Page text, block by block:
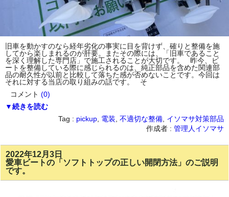
旧車を動かすのなら経年劣化の事実に目を背けず、確りと整備を施
してから楽しまれるのが肝要。またその際には、「旧車であること
を深く理解した専門店」で施工されることが大切です。 昨今、ビ
ートを整備している際に感じられるのは、純正部品を含めた関連部
品の耐久性が以前と比較して落ちた感が否めないことです。今回は
それに対する当店の取り組みの話です。 そ
コメント (0)
▼続きを読む
Tag : pickup 電装 不適切な整備 イソマサ対策部品
作成者 : 管理人イソマサ
2022年12月3日
愛車ビートの「ソフトトップの正しい開閉方法」のご説明
です。